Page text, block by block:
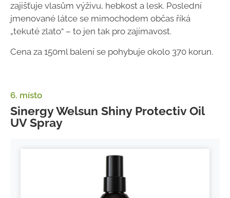
zajišťuje vlasům výživu, hebkost a lesk. Poslední
jmenované látce se mimochodem občas říká
„tekuté zlato“ – to jen tak pro zajímavost.
Cena za 150ml balení se pohybuje okolo 370 korun.
6. místo
Sinergy Welsun Shiny Protectiv Oil
UV Spray